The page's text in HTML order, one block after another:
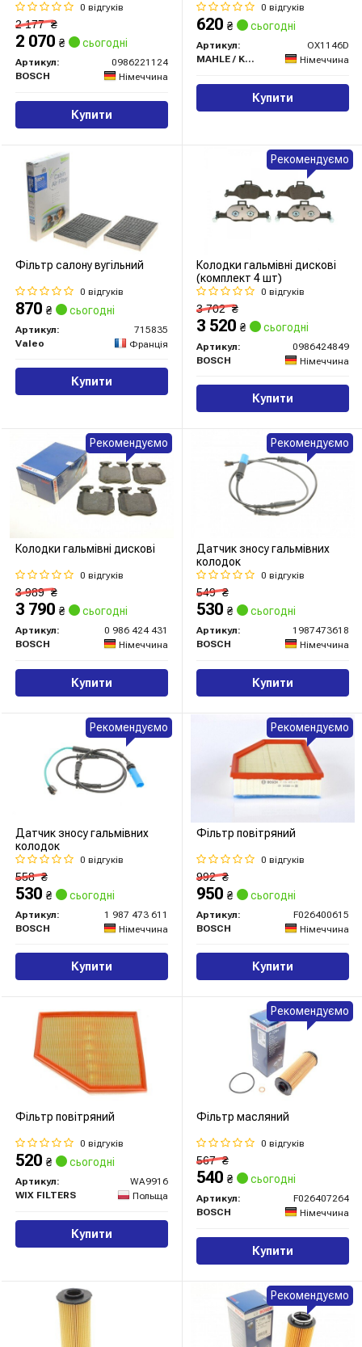
0 відгуків
2 177₴
2 070 ₴ сьогодні
Артикул:
0986221124
BOSCH
Німеччина
Купити
0 відгуків
620 ₴ сьогодні
Артикул:
OX1146D
MAHLE / KNECHT
Німеччина
Купити
Фільтр салону вугільний
0 відгуків
870 ₴ сьогодні
Артикул:
715835
Valeo
Франція
Купити
Колодки гальмівні дискові
(комплект 4 шт)
0 відгуків
3 702₴
3 520 ₴ сьогодні
Артикул:
0986424849
BOSCH
Німеччина
Купити
Рекомендуємо
Колодки гальмівні дискові
0 відгуків
3 989₴
3 790 ₴ сьогодні
Артикул:
0 986 424 431
BOSCH
Німеччина
Купити
Рекомендуємо
Датчик зносу гальмівних
колодок
0 відгуків
549₴
530 ₴ сьогодні
Артикул:
1987473618
BOSCH
Німеччина
Купити
Рекомендуємо
Датчик зносу гальмівних
колодок
0 відгуків
558₴
530 ₴ сьогодні
Артикул:
1 987 473 611
BOSCH
Німеччина
Купити
Рекомендуємо
Фільтр повітряний
0 відгуків
992₴
950 ₴ сьогодні
Артикул:
F026400615
BOSCH
Німеччина
Купити
Рекомендуємо
Фільтр повітряний
0 відгуків
520 ₴ сьогодні
Артикул:
WA9916
WIX FILTERS
Польща
Купити
Фільтр масляний
0 відгуків
567₴
540 ₴ сьогодні
Артикул:
F026407264
BOSCH
Німеччина
Купити
Рекомендуємо
Рекомендуємо